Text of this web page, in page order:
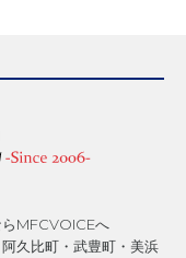
MFCVOICEへ
久比町・武豊町・美浜